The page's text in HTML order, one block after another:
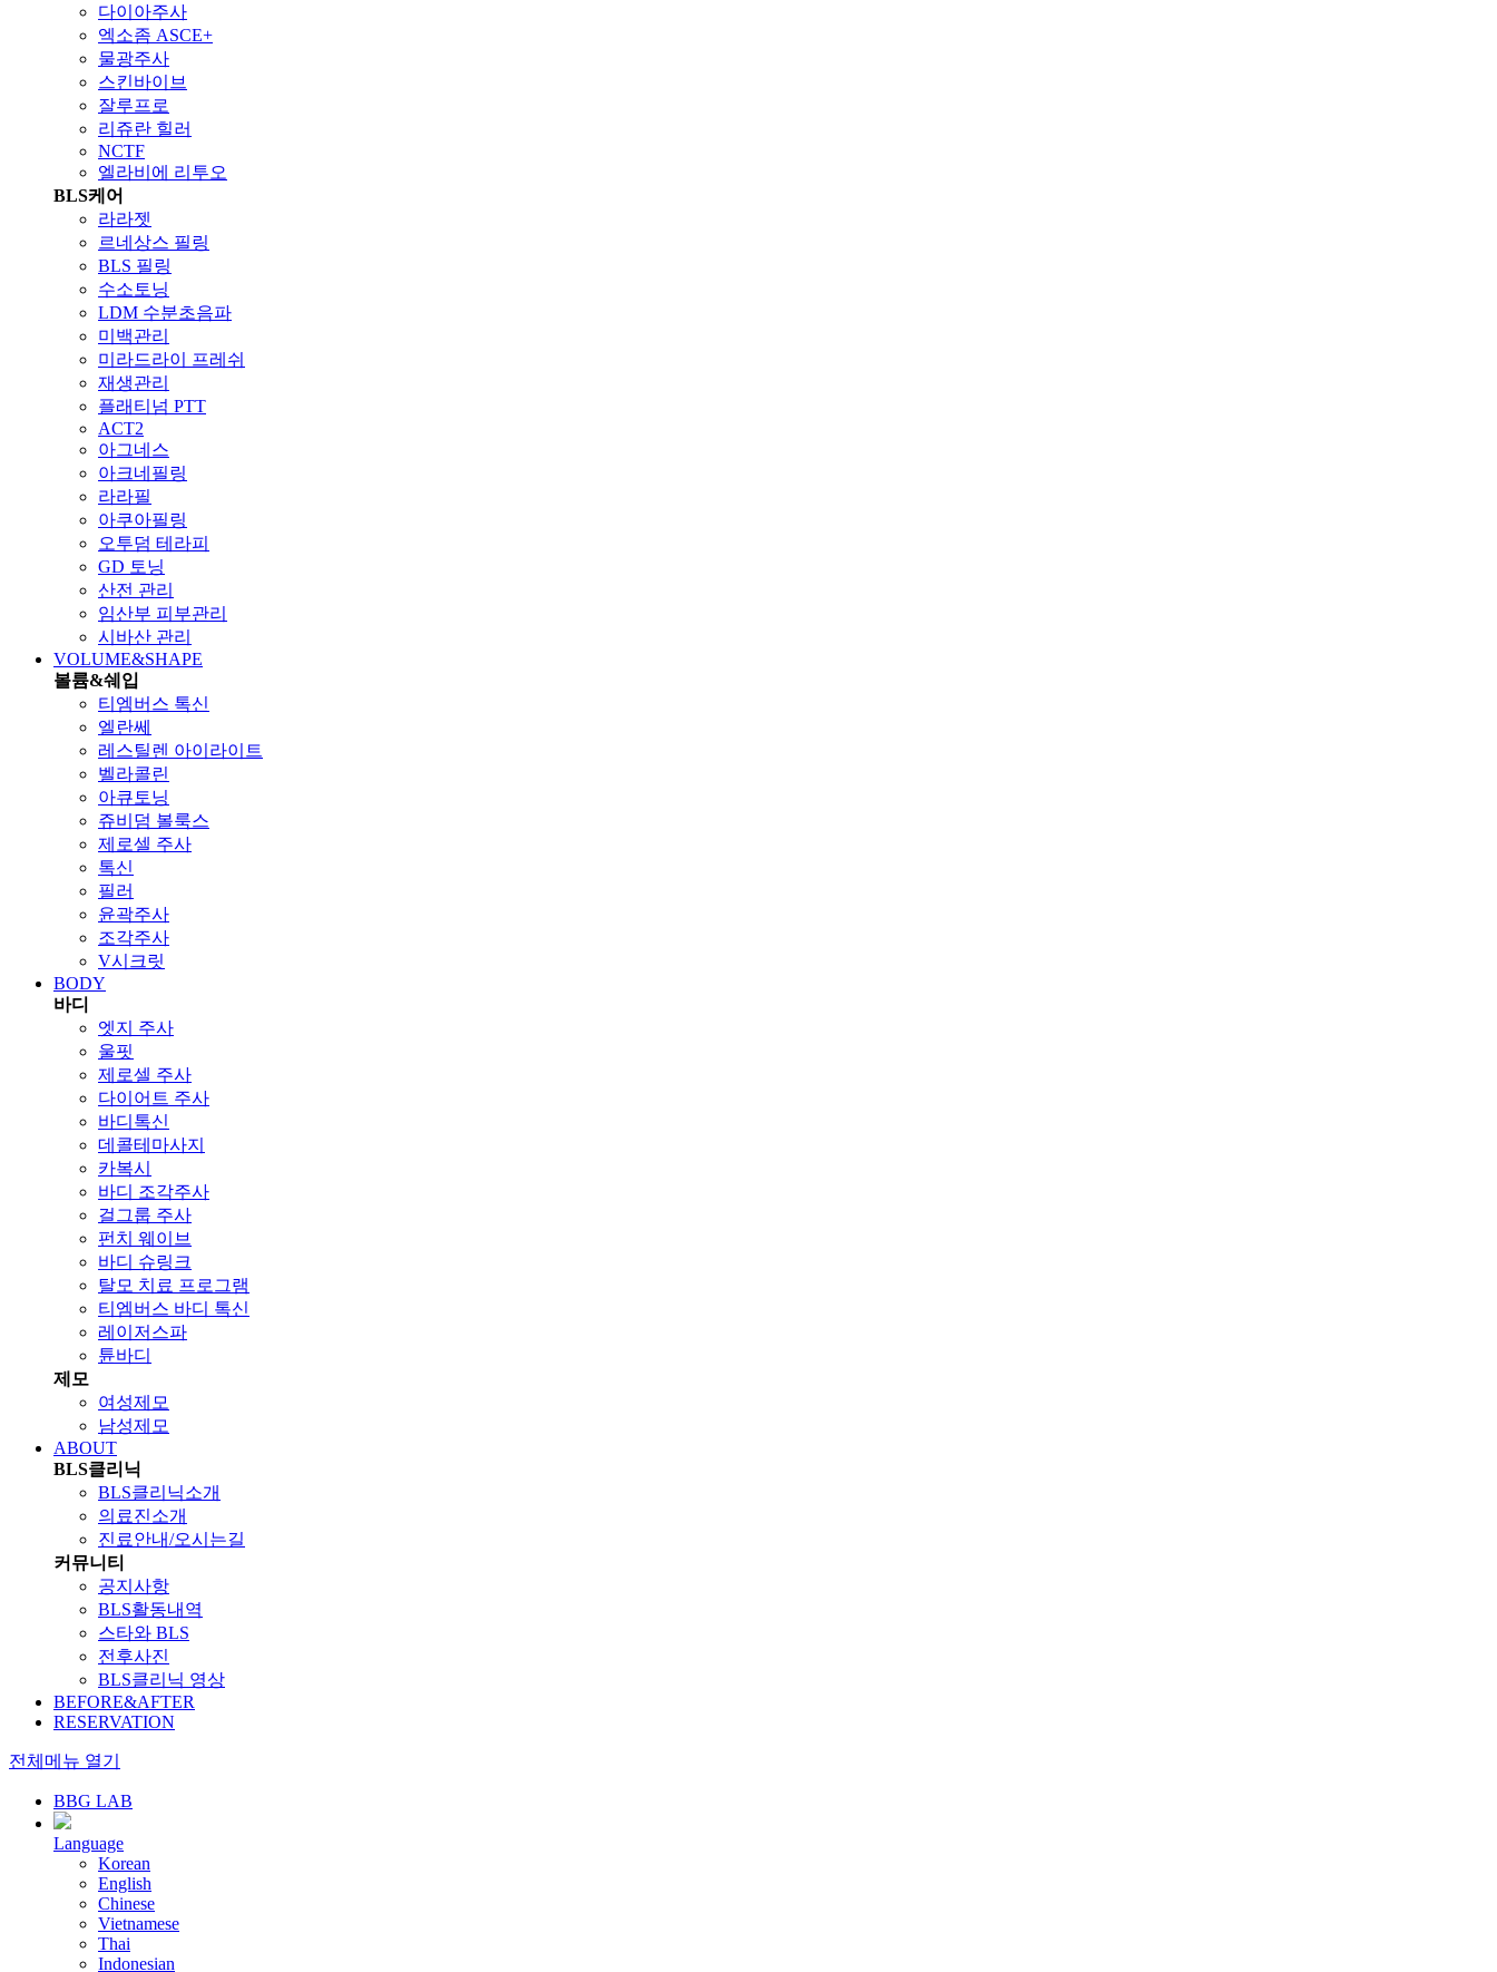
다이아주사
엑소좀 ASCE+
물광주사
스킨바이브
잘루프로
리쥬란 힐러
NCTF
엘라비에 리투오
BLS케어
라라젯
르네상스 필링
BLS 필링
수소토닝
LDM 수분초음파
미백관리
미라드라이 프레쉬
재생관리
플래티넘 PTT
ACT2
아그네스
아크네필링
라라필
아쿠아필링
오투덤 테라피
GD 토닝
산전 관리
임산부 피부관리
시바산 관리
VOLUME&SHAPE
볼륨&쉐입
티엠버스 톡신
엘란쎄
레스틸렌 아이라이트
벨라콜린
아큐토닝
쥬비덤 볼룩스
제로셀 주사
톡신
필러
윤곽주사
조각주사
V시크릿
BODY
바디
엣지 주사
울핏
제로셀 주사
다이어트 주사
바디톡신
데콜테마사지
카복시
바디 조각주사
걸그룹 주사
펀치 웨이브
바디 슈링크
탈모 치료 프로그램
티엠버스 바디 톡신
레이저스파
튠바디
제모
여성제모
남성제모
ABOUT
BLS클리닉
BLS클리닉소개
의료진소개
진료안내/오시는길
커뮤니티
공지사항
BLS활동내역
스타와 BLS
전후사진
BLS클리닉 영상
BEFORE&AFTER
RESERVATION
전체메뉴 열기
BBG LAB
Language
Korean
English
Chinese
Vietnamese
Thai
Indonesian